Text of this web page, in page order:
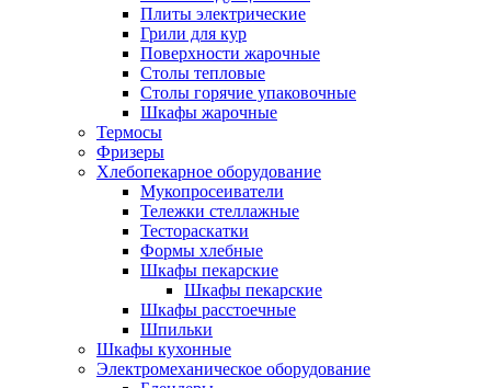
Плиты электрические
Грили для кур
Поверхности жарочные
Столы тепловые
Столы горячие упаковочные
Шкафы жарочные
Термосы
Фризеры
Хлебопекарное оборудование
Мукопросеиватели
Тележки стеллажные
Тестораскатки
Формы хлебные
Шкафы пекарские
Шкафы пекарские
Шкафы расстоечные
Шпильки
Шкафы кухонные
Электромеханическое оборудование